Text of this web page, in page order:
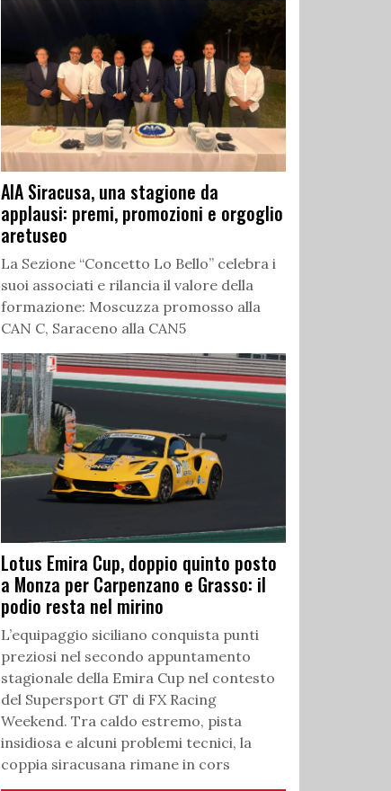
AIA Siracusa, una stagione da
applausi: premi, promozioni e orgoglio
aretuseo
La Sezione “Concetto Lo Bello” celebra i
suoi associati e rilancia il valore della
formazione: Moscuzza promosso alla
CAN C, Saraceno alla CAN5
Lotus Emira Cup, doppio quinto posto
a Monza per Carpenzano e Grasso: il
podio resta nel mirino
L’equipaggio siciliano conquista punti
preziosi nel secondo appuntamento
stagionale della Emira Cup nel contesto
del Supersport GT di FX Racing
Weekend. Tra caldo estremo, pista
insidiosa e alcuni problemi tecnici, la
coppia siracusana rimane in cors